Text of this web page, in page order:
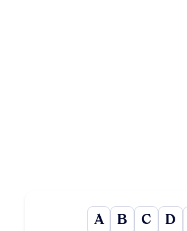
A B C D